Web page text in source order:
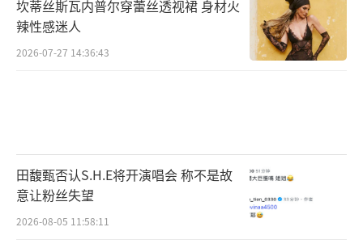
染了观众,让人看到了舞蹈的精神内核和蓬勃生
命力。有观众表示:“《唐宫夜宴》写出了新一
后,构建戏剧冲突和叙事动力,极其生动地凸显了
优秀传统文化实现创造性转化、创新性发展的
新时代文化景观,以及这一文化景观之下陈冉
坎蒂丝斯瓦内普尔穿蕾丝透视裙 身材火
辣性感迷人
2026-07-27 14:36:43
田馥甄否认S.H.E将开演唱会 称不是故
意让粉丝失望
2026-08-05 11:58:11